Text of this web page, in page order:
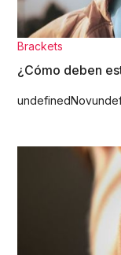
Brackets
¿Cómo deben
undefinedNov